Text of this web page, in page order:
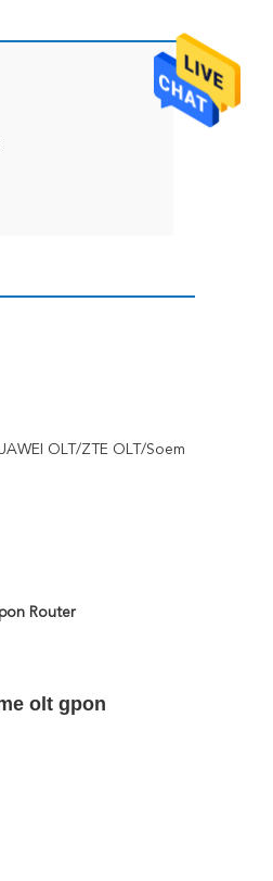
OLT/ZTE OLT/Soem
Router
olt gpon